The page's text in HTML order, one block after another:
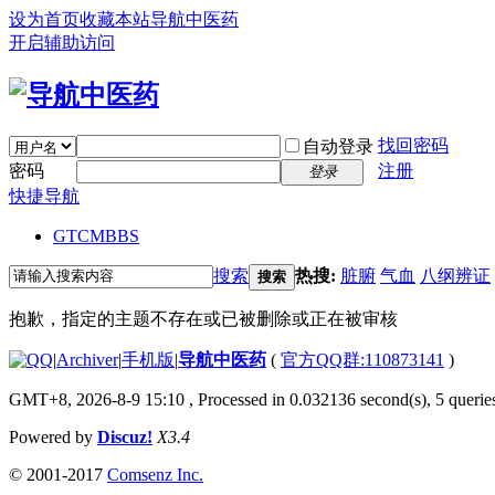
设为首页收藏本站导航中医药
开启辅助访问
自动登录 找回密码
密码
登录
注册
快捷导航
GTCMBBS
搜索 搜索 热搜: 脏腑 气血 八纲辨证
抱歉，指定的主题不存在或已被删除或正在被审核
|Archiver|手机版|导航中医药 ( 官方QQ群:110873141 )
GMT+8, 2026-8-9 15:10 , Processed in 0.032136 second(s), 5
Powered by Discuz! X3.4
© 2001-2017 Comsenz Inc.